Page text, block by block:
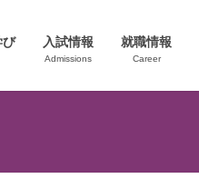
び 入試情報
Admissions
就職情報
Career